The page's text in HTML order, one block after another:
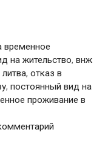
временное
на жительство, внж
литва, отказ в
, постоянный вид на
проживание в